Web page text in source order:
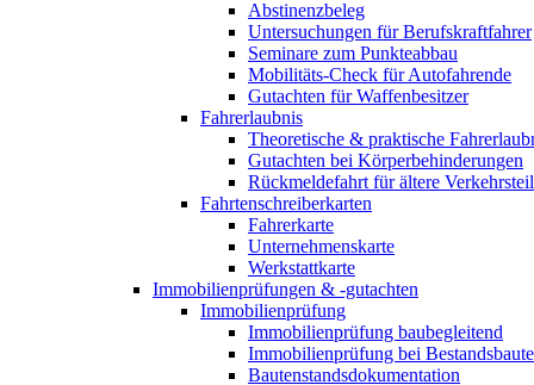
Abstinenzbeleg
Untersuchungen für Berufskraftfahrer
Seminare zum Punkteabbau
Mobilitäts-Check für Autofahrende
Gutachten für Waffenbesitzer
Fahrerlaubnis
Theoretische & praktische
Gutachten bei Körperbehinderungen
Rückmeldefahrt für ältere
Fahrtenschreiberkarten
Fahrerkarte
Unternehmenskarte
Werkstattkarte
Immobilienprüfungen & -gutachten
Immobilienprüfung
Immobilienprüfung baubegleitend
Immobilienprüfung bei
Bautenstandsdokumentation